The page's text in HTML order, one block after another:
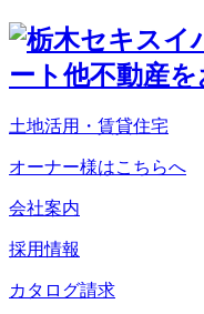
土地活用・賃貸住宅
オーナー様はこちらへ
会社案内
採用情報
カタログ請求